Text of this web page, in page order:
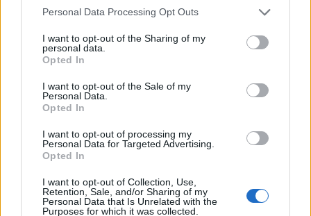
Personal Data Processing Opt Outs
I want to opt-out of the Sharing of my
personal data.
Opted In
I want to opt-out of the Sale of my
Personal Data.
Opted In
I want to opt-out of processing my
Personal Data for Targeted Advertising.
Opted In
I want to opt-out of Collection, Use,
Retention, Sale, and/or Sharing of my
Personal Data that Is Unrelated with the
Purposes for which it was collected.
Psychotesty